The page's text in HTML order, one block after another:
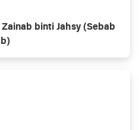
binti Jahsy (Sebab